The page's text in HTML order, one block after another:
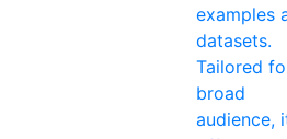
examples
datasets.
Tailored
broad
audience,